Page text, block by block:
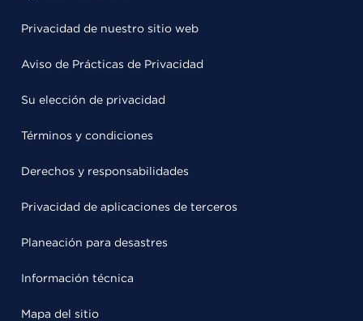
Privacidad de nuestro sitio web
Aviso de Prácticas de Privacidad
Su elección de privacidad
Términos y condiciones
Derechos y responsabilidades
Privacidad de aplicaciones de terceros
Planeación para desastres
Información técnica
Mapa del sitio